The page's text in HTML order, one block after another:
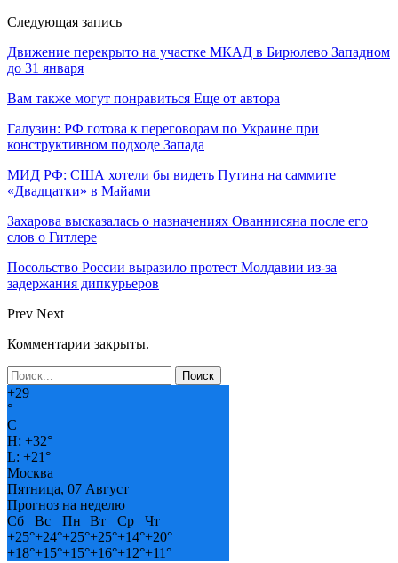
Следующая запись
Движение перекрыто на участке МКАД в Бирюлево Западном
до 31 января
Вам также могут понравиться Еще от автора
Галузин: РФ готова к переговорам по Украине при
конструктивном подходе Запада
МИД РФ: США хотели бы видеть Путина на саммите
«Двадцатки» в Майами
Захарова высказалась о назначениях Ованнисяна после его
слов о Гитлере
Посольство России выразило протест Молдавии из-за
задержания дипкурьеров
Prev Next
Комментарии закрыты.
+29
°
C
H: +32°
L: +21°
Москва
Пятница, 07 Август
Прогноз на неделю
Сб
Вс Пн Вт Ср
Чт
+25°+24°+25°+25°+14°+20°
+18°+15°+15°+16°+12°+11°